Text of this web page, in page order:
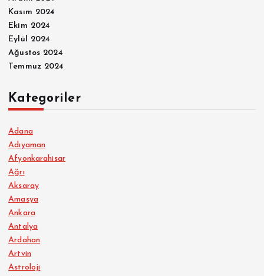
Kasım 2024
Ekim 2024
Eylül 2024
Ağustos 2024
Temmuz 2024
Kategoriler
Adana
Adıyaman
Afyonkarahisar
Ağrı
Aksaray
Amasya
Ankara
Antalya
Ardahan
Artvin
Astroloji